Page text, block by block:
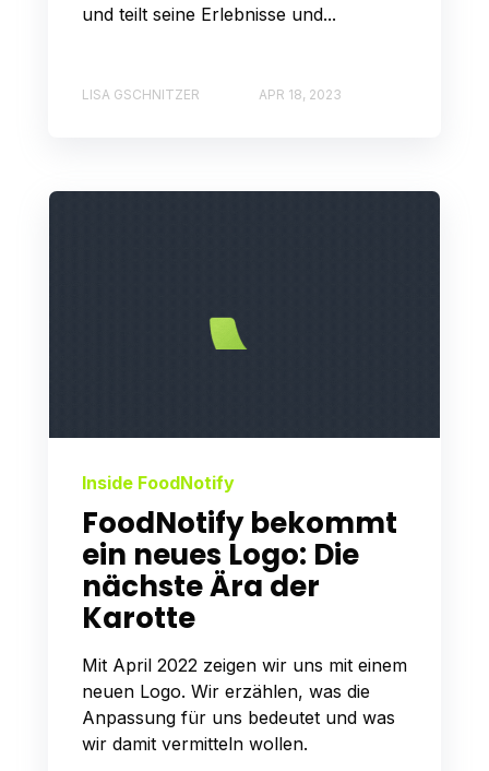
und teilt seine Erlebnisse und...
LISA GSCHNITZER APR 18, 2023
Inside FoodNotify
FoodNotify bekommt
ein neues Logo: Die
nächste Ära der
Karotte
Mit April 2022 zeigen wir uns mit einem
neuen Logo. Wir erzählen, was die
Anpassung für uns bedeutet und was
wir damit vermitteln wollen.